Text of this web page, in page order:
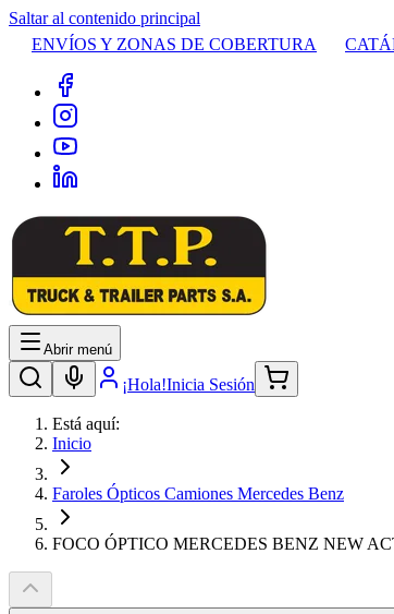
Saltar al contenido principal
ENVÍOS Y ZONAS DE COBERTURA
Abrir menú
¡Hola!Inicia Sesión
Está aquí:
Inicio
Faroles Ópticos Camiones Mercedes Benz
FOCO ÓPTICO MERCEDES BENZ NEW